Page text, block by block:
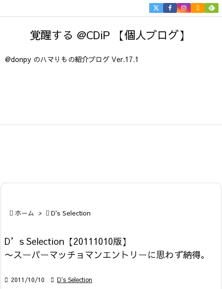
覚醒する @CDiP 【個人ブログ】
@donpy のハマりもの紹介ブログ Ver.17.1


 ホーム >  D's Selection
D’s Selection【20111010版】
〜スーパーマッチョマンエントリーに思わず納得。
 2011/10/10  D's Selection